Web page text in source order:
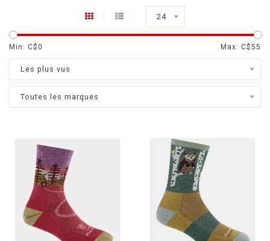
24
Min: C$0 Max: C$55
Les plus vus
Toutes les marques